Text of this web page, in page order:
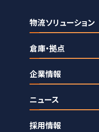
物流ソリューション
倉庫・拠点
企業情報
ニュース
採用情報